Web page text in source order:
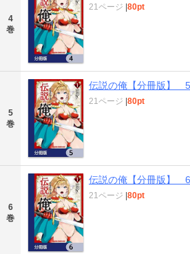
4
巻
21ページ |80pt
5
巻
伝説の俺【分冊版】 5
21ページ |80pt
6
巻
伝説の俺【分冊版】 6
21ページ |80pt